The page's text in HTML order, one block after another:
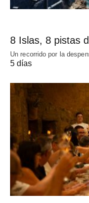
8 Islas, 8 pistas
Un recorrido por la
5 días